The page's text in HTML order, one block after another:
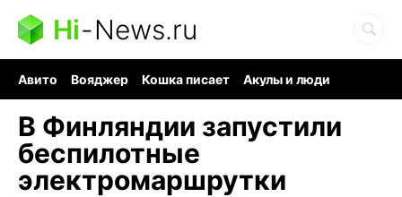
Hi-News.ru
Авито Вояджер Кошка писает
Акулы и люди
В Финляндии запустили
беспилотные
электромаршрутки